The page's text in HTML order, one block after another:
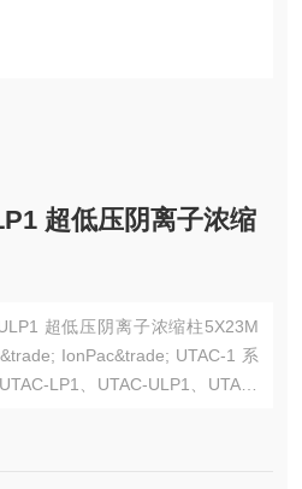
超低压阴离子浓缩
超低压阴离子浓缩柱5X23M
IonPac&trade; UTAC-1 系
LP1、UTAC-ULP1、UTAC-